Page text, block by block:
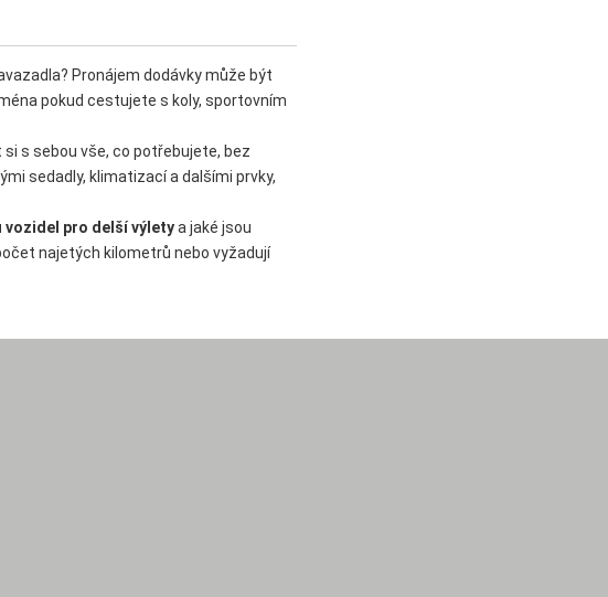
Pronájem dodávky může být
pokud cestujete s koly, sportovním
s sebou vše, co potřebujete, bez
sedadly, klimatizací a dalšími prvky,
vozidel pro delší výletya jaké jsou
najetých kilometrů nebo vyžadují